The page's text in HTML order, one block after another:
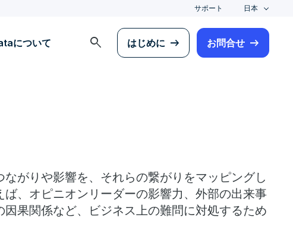
サポート 日本
について search はじめに お問合せ
がりや影響を、それらの繋がりをマッピングし
、オピニオンリーダーの影響力、外部の出来事
果関係など、ビジネス上の難問に対処するため